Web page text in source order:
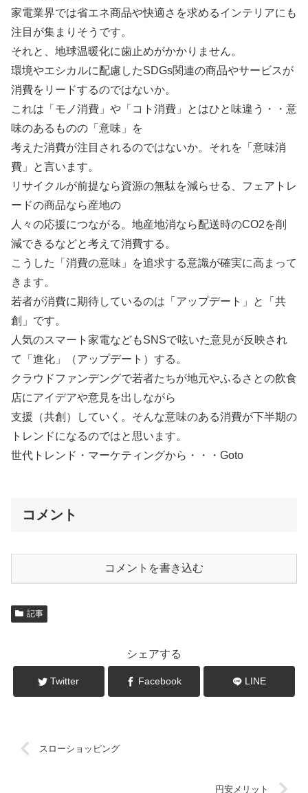
家電業界では省エネ商品や快適さを求めるインテリアにも
注目が集まりそうです。
それと、地球温暖化に歯止めがかかりません。
環境やエシカルに配慮したSDGs関連の商品やサービスが
消費をリードするのではないか。
これは「モノ消費」や「コト消費」とはひと味違う・・意
味のあるものの「意味」を
考えた消費が注目されるのではないか。それを「意味消
費」と言います。
リサイクルが前提なら資源の無駄を減らせる、フェアトレ
ードの商品なら産地の
人々の応援につながる。地産地消なら配送時のCO2を削
減できるなどと考えて消費する。
こうした「消費の意味」を追求する意識が確実に高まって
きます。
若者が消費に期待しているのは「アップデート」と「共
創」です。
人気のスマート家電などもSNSで呟いた意見が反映され
て「進化」（アップデート）する。
クラウドファンデングで若者たちが地元やふるさとの飲食
店にアイデアや意見を出しながら
支援（共創）していく。そんな意味のある消費が下半期の
トレンドになるのではと思います。
世代トレンド・マーケティングから・・・Goto
コメント
コメントを書き込む
記事
シェアする
Twitter Facebook LINE
スローショッピング
円安メリット